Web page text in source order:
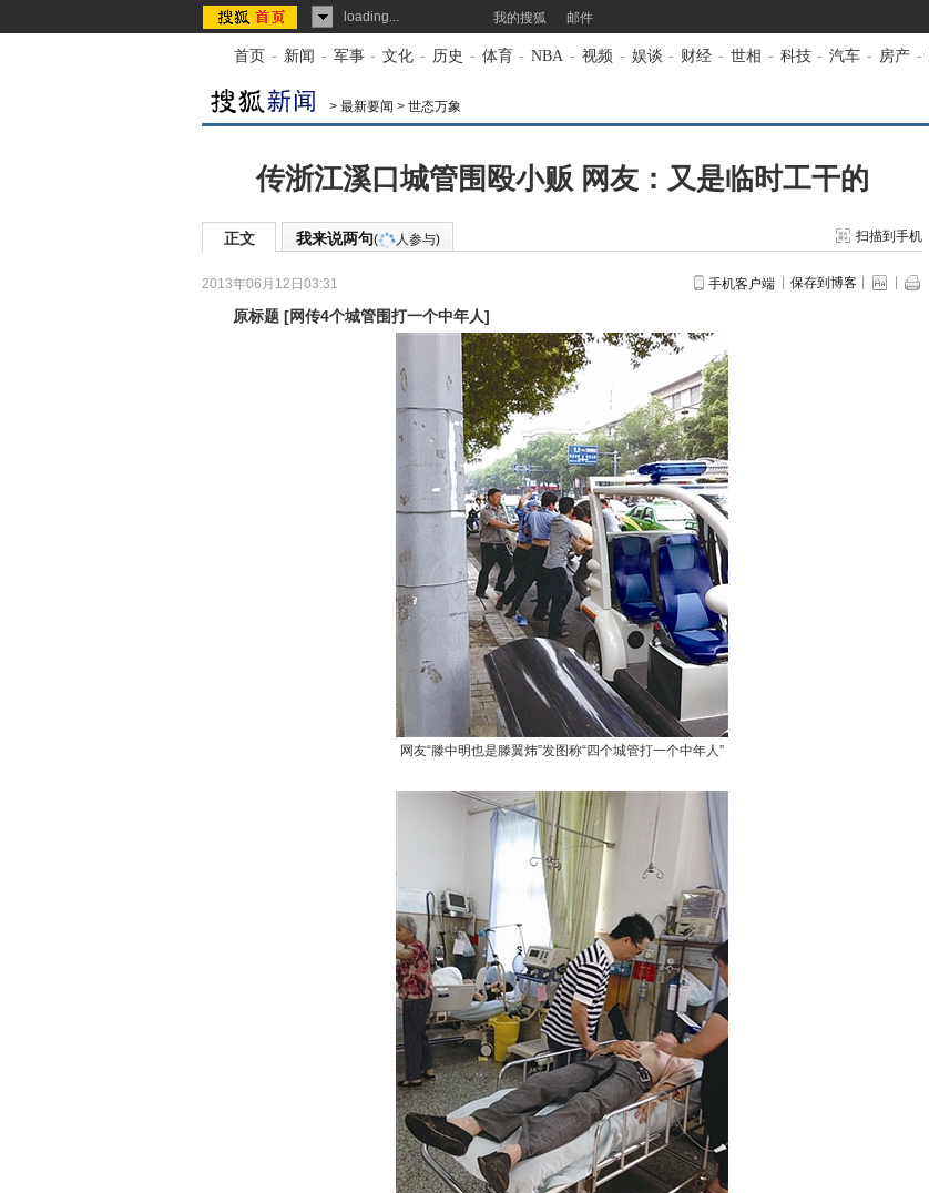
loading... 我的搜狐 邮件
首页 - 新闻 - 军事 - 文化 - 历史 - 体育 - NBA - 视频 - 娱谈 - 财经 - 世相 - 科技 - 汽车 - 房产 -
> 最新要闻 > 世态万象
传浙江溪口城管围殴小贩 网友：又是临时工干的
正文 我来说两句( 人参与) 扫描到手机
2013年06月12日03:31 手机客户端 保存到博客
原标题 [网传4个城管围打一个中年人]
网友“滕中明也是滕翼炜”发图称“四个城管打一个中年人”